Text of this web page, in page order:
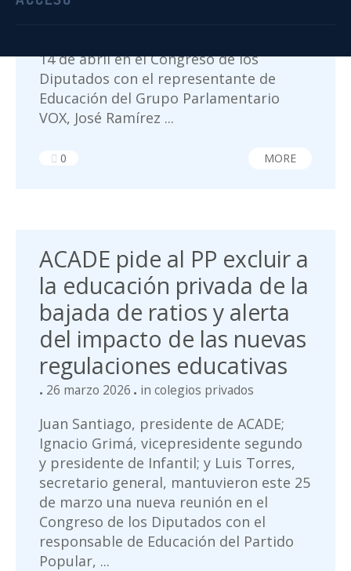
14 de abril en el Congreso de los
Diputados con el representante de
Educación del Grupo Parlamentario
VOX, José Ramírez ...
0 MORE
ACADE pide al PP excluir a
la educación privada de la
bajada de ratios y alerta
del impacto de las nuevas
regulaciones educativas
26 marzo 2026 in colegios privados
Juan Santiago, presidente de ACADE;
Ignacio Grimá, vicepresidente segundo
y presidente de Infantil; y Luis Torres,
secretario general, mantuvieron este 25
de marzo una nueva reunión en el
Congreso de los Diputados con el
responsable de Educación del Partido
Popular, ...